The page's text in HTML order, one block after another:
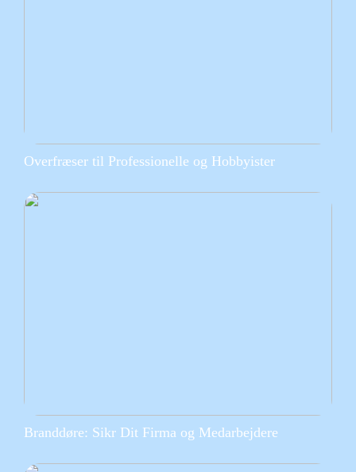
Overfræser til Professionelle og Hobbyister
Branddøre: Sikr Dit Firma og Medarbejdere